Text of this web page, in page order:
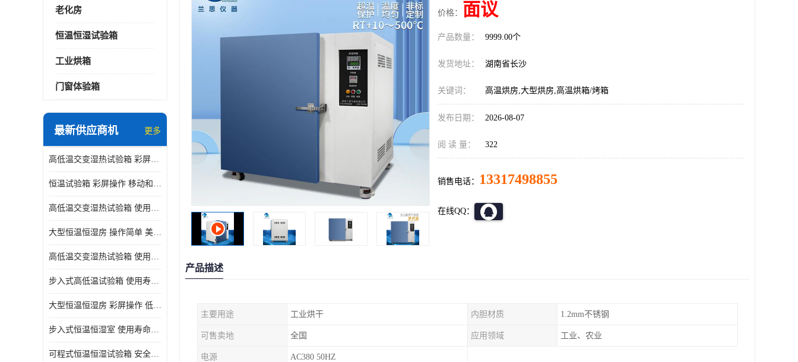
老化房
恒温恒湿试验箱
工业烘箱
门窗体验箱
最新供应商机 更多
高低温交变湿热试验箱 彩屏操作 移动和放置方便
恒温试验箱 彩屏操作 移动和放置方便
高低温交变湿热试验箱 使用寿命长 优良外油漆
大型恒温恒湿房 操作简单 美观实用 清洁更方便
高低温交变湿热试验箱 使用寿命长 造型美观大方新颖
步入式高低温试验箱 使用寿命长 低耗电量 平稳电流
大型恒温恒湿房 彩屏操作 低耗电量 平稳电流
步入式恒温恒湿室 使用寿命长 移动和放置方便
可程式恒温恒湿试验箱 安全可靠 美观实用 清洁更方便
价格： 面议
产品数量： 9999.00个
发货地址： 湖南省长沙
关键词： 高温烘房,大型烘房,高温烘箱/烤箱
发布日期： 2026-08-07
阅 读 量： 322
销售电话： 13317498855
在线QQ：
产品描述
主要用途 工业烘干 内胆材质 1.2mm不锈钢
可售卖地 全国 应用领域 工业、农业
电源 AC380 50HZ